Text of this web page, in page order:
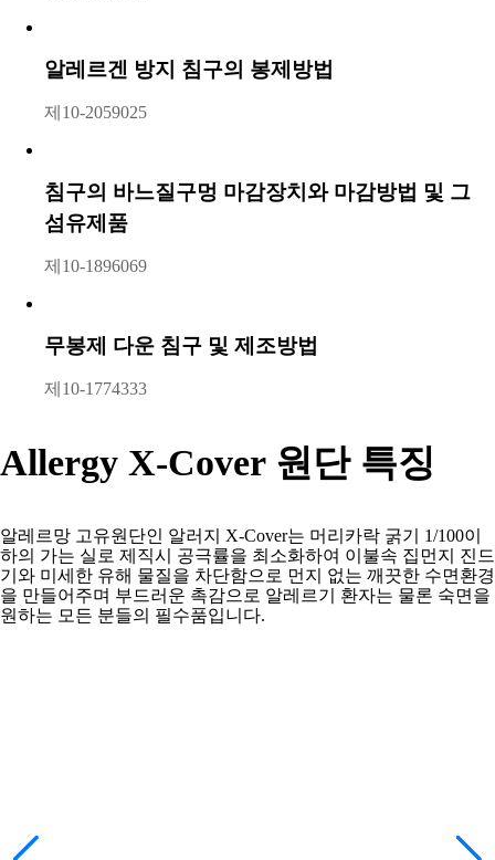
알레르겐 방지 침구의 봉제방법
제10-2059025​​
침구의 바느질구멍 마감장치와 마감방법 및 그
섬유제품
제10-1896069​​
무봉제 다운 침구 및 제조방법
제10-1774333​​
Allergy X-Cover 원단 특징
알레르망 고유원단인 알러지 X-Cover는 머리카락 굵기 1/100이
하의 가는 실로 제직시 공극률을 최소화하여 이불속 집먼지 진드
기와 미세한 유해 물질을 차단함으로 먼지 없는 깨끗한 수면환경
을 만들어주며 부드러운 촉감으로 알레르기 환자는 물론 숙면을
원하는 모든 분들의 필수품입니다.